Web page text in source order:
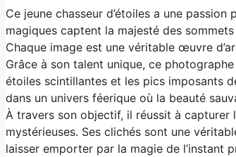
Ce jeune chasseur d’étoiles a une
magiques captent la majesté des
Chaque image est une véritable œuvre
Grâce à son talent unique, ce
étoiles scintillantes et les pics imposants
dans un univers féerique où la beauté
À travers son objectif, il réussit à capturer
mystérieuses. Ses clichés sont une
laisser emporter par la magie de l’instant